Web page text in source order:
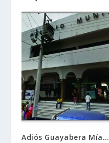
Adiós Guayabera Mía…